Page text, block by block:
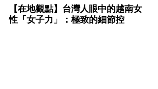
【在地觀點】台灣人眼中的越南女
性「女子力」：極致的細節控